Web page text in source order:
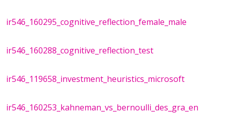
ir546_160295_cognitive_reflection_female_male
ir546_160288_cognitive_reflection_test
ir546_119658_investment_heuristics_microsoft
ir546_160253_kahneman_vs_bernoulli_des_gra_en